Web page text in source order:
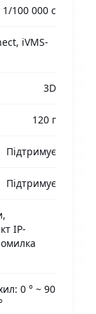
1/100 000 с
iVMS-
3D
120 г
Підтримує
Підтримує
IP-
0 ° ~ 90